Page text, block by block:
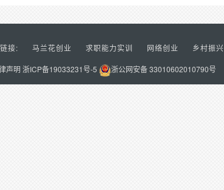
接: 马兰花创业 求职能力实训 网络创业 乡村振兴
声明 浙ICP备19033231号-5 浙公网安备 33010602010790号